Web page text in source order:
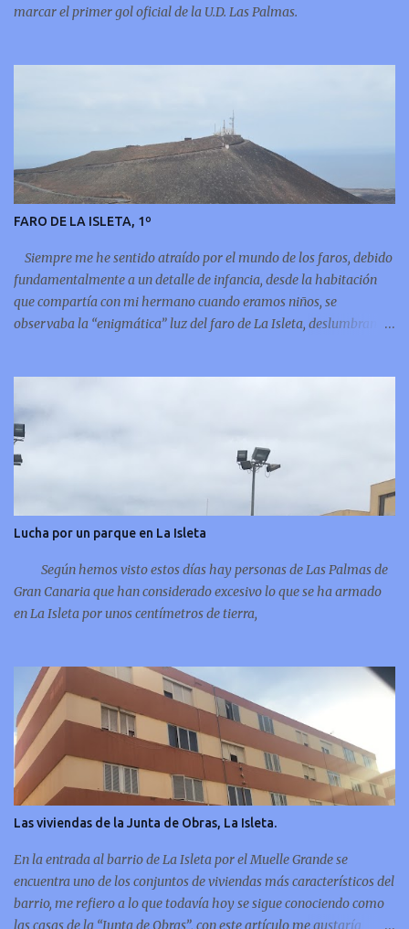
marcar el primer gol oficial de la U.D. Las Palmas.
FARO DE LA ISLETA, 1º
Siempre me he sentido atraído por el mundo de los faros, debido
fundamentalmente a un detalle de infancia, desde la habitación
que compartía con mi hermano cuando eramos niños, se
observaba la “enigmática” luz del faro de La Isleta, deslumbrando
de La Isleta: La Montaña del Faro, vista desde la Montaña
Colorada.
Lucha por un parque en La Isleta
Según hemos visto estos días hay personas de Las Palmas de
Gran Canaria que han considerado excesivo lo que se ha armado
en La Isleta por unos centímetros de tierra,
Las viviendas de la Junta de Obras, La Isleta.
En la entrada al barrio de La Isleta por el Muelle Grande se
encuentra uno de los conjuntos de viviendas más característicos del
barrio, me refiero a lo que todavía hoy se sigue conociendo como